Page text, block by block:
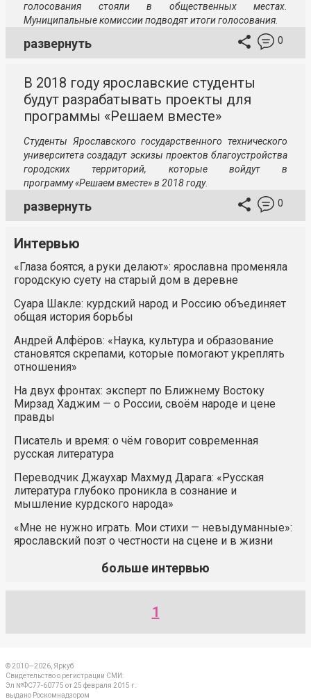
голосования стояли в общественных местах.
Муниципальные комиссии подводят итоги голосования.
развернуть 0
В 2018 году ярославские студенты
будут разрабатывать проекты для
программы «Решаем вместе»
Студенты Ярославского государственного технического
университета создадут эскизы проектов благоустройства
городских территорий, которые войдут в
программу «Решаем вместе» в 2018 году.
развернуть 0
Интервью
«Глаза боятся, а руки делают»: ярославна променяла
городскую суету на старый дом в деревне
Суара Шакле: курдский народ и Россию объединяет
общая история борьбы
Андрей Алфёров: «Наука, культура и образование
становятся скрепами, которые помогают укреплять
отношения»
На двух фронтах: эксперт по Ближнему Востоку
Мирзад Хаджим — о России, своём народе и цене
правды
Писатель и время: о чём говорит современная
русская литература
Переводчик Джаухар Махмуд Дарага: «Русская
литература глубоко проникла в сознание и
мышление курдского народа»
«Мне не нужно играть. Мои стихи — невыдуманные»:
ярославский поэт о честности на сцене и в жизни
больше интервью
1
© 2010—2026, Яркуб
Свидетельство о регистрации СМИ:
Эл №ФС77-60775 от 25 февраля 2015 г.
выдано Роскомнадзором